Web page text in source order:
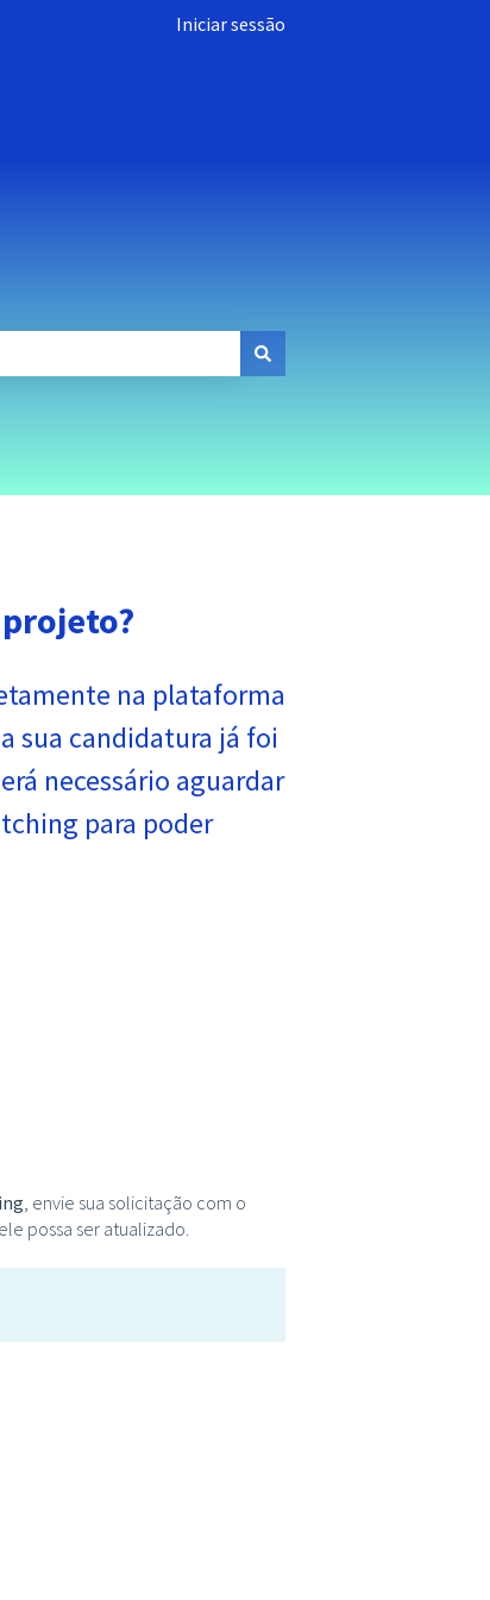
Iniciar sessão
na plataforma
sua candidatura já foi
necessário aguardar
para poder
, envie sua solicitação com o
possa ser atualizado.